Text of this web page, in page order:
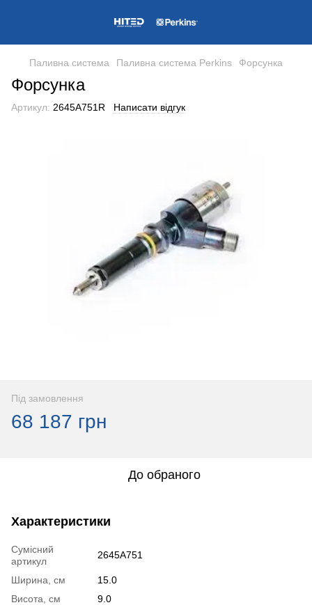
Паливна система Паливна система Perkins Форсунка
Форсунка
Артикул: 2645A751R Написати відгук
Під замовлення
68 187 грн
До обраного
Характеристики
Сумісний
артикул
2645A751
Ширина, см
15.0
Висота, см
9.0